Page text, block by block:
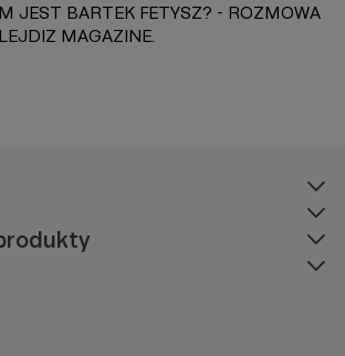
JEST BARTEK FETYSZ? - ROZMOWA
MAGAZINE.